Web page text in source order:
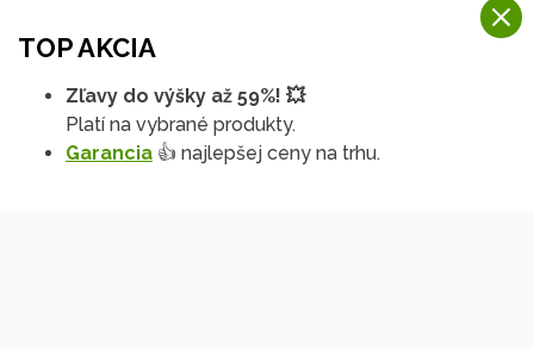
Novinky
TOP AKCIA
Zľavy do výšky až 59%! 💥
Platí na vybrané produkty.
Garancia 👍 najlepšej ceny na trhu.
Viac informácií
Na našich webových stránkach používame niekoľko kategórií
Rozumiem